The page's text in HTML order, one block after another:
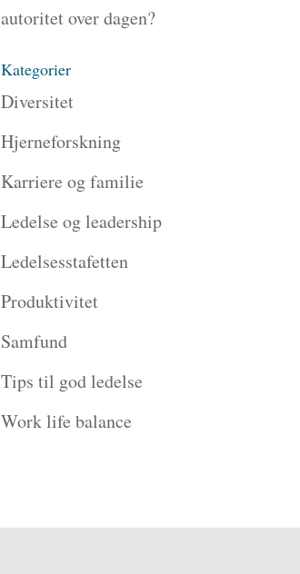
autoritet over dagen?
Kategorier
Diversitet
Hjerneforskning
Karriere og familie
Ledelse og leadership
Ledelsesstafetten
Produktivitet
Samfund
Tips til god ledelse
Work life balance